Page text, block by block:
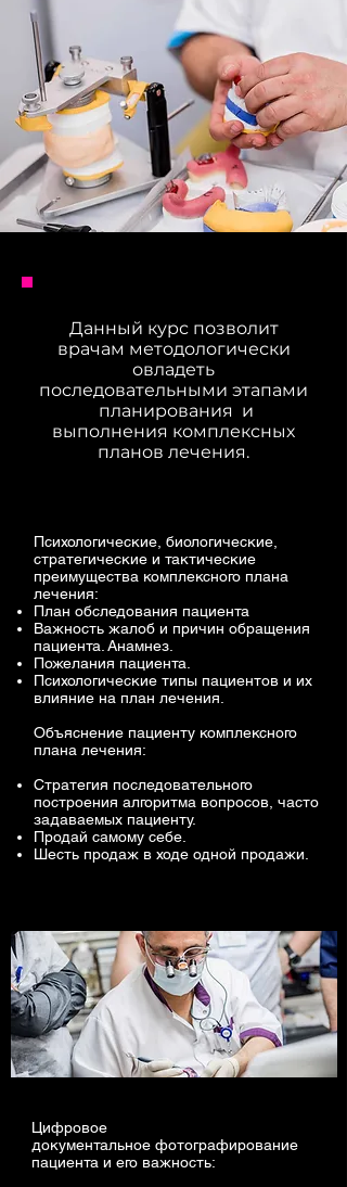
Данный курс позволит
врачам методологически
овладеть
последовательными этапами
планирования и
выполнения комплексных
планов лечения.
Психологические, биологические,
стратегические и тактические
преимущества комплексного плана
лечения:
​​План обследования пациента
Важность жалоб и причин обращения
пациента. Анамнез.
Пожелания пациента.
Психологические типы пациентов и их
влияние на план лечения.
Объяснение пациенту комплексного
плана лечения:
Стратегия последовательного
построения алгоритма вопросов, часто
задаваемых пациенту.
Продай самому себе.
Шесть продаж в ходе одной продажи.
Цифровое
документальное фотографирование
пациента и его важность: